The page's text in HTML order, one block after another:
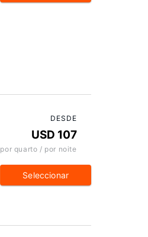
DESDE
USD 107
por quarto / por noite
Seleccionar